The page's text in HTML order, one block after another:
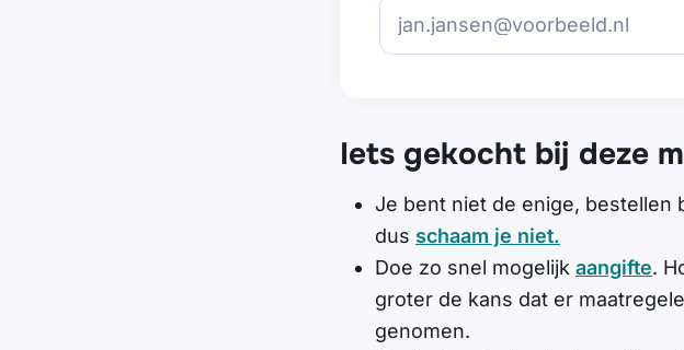
Iets gekocht bij deze
Je bent niet de enige, bestellen
dus schaam je niet.
Doe zo snel mogelijk aangifte.
groter de kans dat er
genomen.